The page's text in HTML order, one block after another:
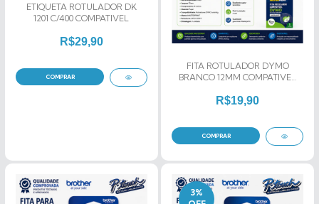
ETIQUETA ROTULADOR DK
1201 C/400 COMPATIVEL
R$29,90
FITA ROTULADOR DYMO
BRANCO 12MM COMPATIVEL
R$19,90
3%